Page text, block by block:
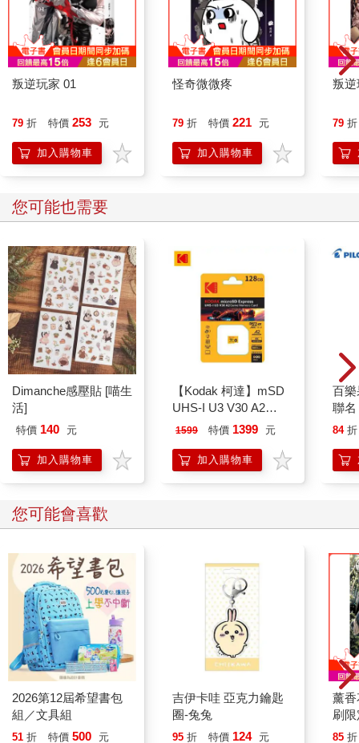
叛逆玩家 01
79 折 特價 253 元
加入購物車
怪奇微微疼
79 折 特價 221 元
加入購物車
叛逆
79 折
您可能也需要
Dimanche感壓貼 [喵生
活]
特價 140 元
加入購物車
【Kodak 柯達】mSD
UHS-I U3 V30 A2
128GB 極速記憶卡特
1599 特價 1399 元
加入購物車
百
聯
84 折
您可能會喜歡
2026第12屆希望書包
組／文具組
51 折 特價 500 元
吉伊卡哇 亞克力鑰匙
圈-兔兔
95 折 特價 124 元
薰
刷
85 折